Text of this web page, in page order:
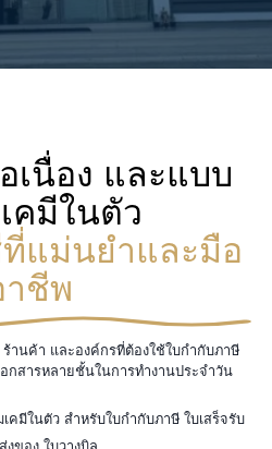
เนื่อง และแบบ
คมีในตัว
แม่นยำและมือ
าชีพ
ร้านค้า และองค์กรที่ต้องใช้ใบกำกับภาษี
อกสารหลายชั้นในการทำงานประจำวัน
คมีในตัว สำหรับใบกำกับภาษี ใบเสร็จรับ